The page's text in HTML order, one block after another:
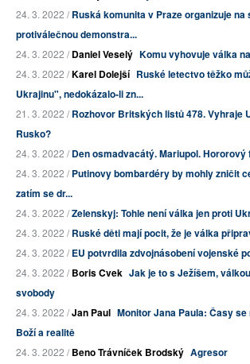
24. 3. 2022 /Ruská komunita v Praze organizuje na
protiválečnou demonstra...
24. 3. 2022 /Daniel Veselý Komu vyhovuje válka
24. 3. 2022 /Karel Dolejší Ruské letectvo těžko
Ukrajinu", nedokázalo-li zn...
21. 3. 2022 /Rozhovor Britských listů 478. Vyhraje
Rusko?
24. 3. 2022 /Den osmadvacátý. Mariupol. Hororový
24. 3. 2022 /Putinovy bombardéry by mohly zničit
zatím se dr...
24. 3. 2022 /Zelenskyj: Tohle není válka jen proti
24. 3. 2022 /Ruské děti mají pocit, že je válka
24. 3. 2022 /EU potvrdila zdvojnásobení vojenské
24. 3. 2022 /Boris Cvek Jak je to s Ježíšem,
svobody
24. 3. 2022 /Jan Paul Monitor Jana Paula: Časy
Boží a realitě
24. 3. 2022 /Beno Trávníček Brodský Agresor